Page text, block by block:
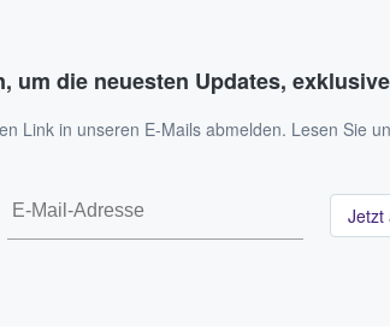
um die neuesten Updates,
Link in unseren E-Mails abmelden. Lesen Sie
Jetzt